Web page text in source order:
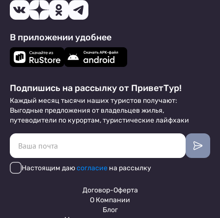
В приложении удобнее
Подпишись на рассылку от ПриветТур!
Каждый месяц тысячи наших туристов получают:
Выгодные предложения от владельцев жилья,
путеводители по курортам, туристические лайфхаки
Настоящим даюсогласие на рассылку
Договор-Оферта
О Компании
Блог